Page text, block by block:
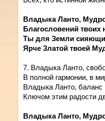
Владыка Ланто,
Благословений твоих
Ты для Земли
Ярче Златой твоей
7. Владыка Ланто,
В полной гармонии, в
Владыка Ланто, баланс
Ключом этим радости
Владыка Ланто,